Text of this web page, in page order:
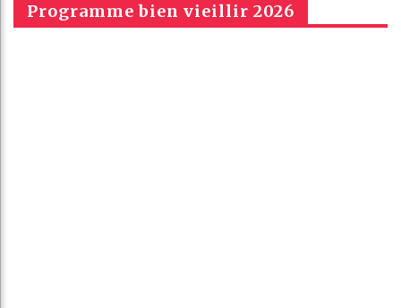
Programme bien vieillir 2026